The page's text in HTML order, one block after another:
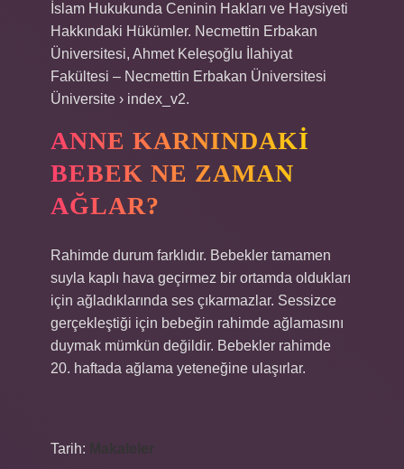
İslam Hukukunda Ceninin Hakları ve Haysiyeti
Hakkındaki Hükümler. Necmettin Erbakan
Üniversitesi, Ahmet Keleşoğlu İlahiyat
Fakültesi – Necmettin Erbakan Üniversitesi
Üniversite › index_v2.
ANNE KARNINDAKI
BEBEK NE ZAMAN
AĞLAR?
Rahimde durum farklıdır. Bebekler tamamen
suyla kaplı hava geçirmez bir ortamda oldukları
için ağladıklarında ses çıkarmazlar. Sessizce
gerçekleştiği için bebeğin rahimde ağlamasını
duymak mümkün değildir. Bebekler rahimde
20. haftada ağlama yeteneğine ulaşırlar.
Tarih: